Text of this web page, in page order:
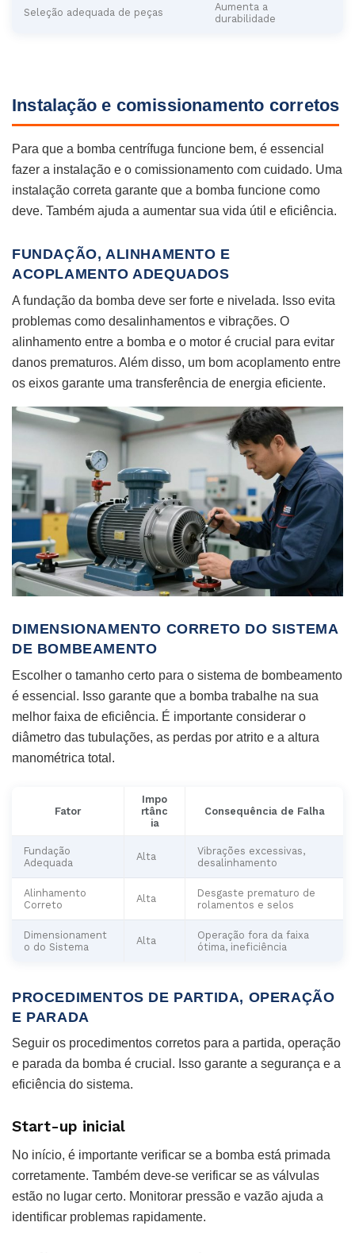
Seleção adequada de peças
Aumenta a
durabilidade
Instalação e comissionamento corretos
Para que a bomba centrífuga funcione bem, é essencial
fazer a instalação e o comissionamento com cuidado. Uma
instalação correta garante que a bomba funcione como
deve. Também ajuda a aumentar sua vida útil e eficiência.
FUNDAÇÃO, ALINHAMENTO E
ACOPLAMENTO ADEQUADOS
A fundação da bomba deve ser forte e nivelada. Isso evita
problemas como desalinhamentos e vibrações. O
alinhamento entre a bomba e o motor é crucial para evitar
danos prematuros. Além disso, um bom acoplamento entre
os eixos garante uma transferência de energia eficiente.
DIMENSIONAMENTO CORRETO DO SISTEMA
DE BOMBEAMENTO
Escolher o tamanho certo para o sistema de bombeamento
é essencial. Isso garante que a bomba trabalhe na sua
melhor faixa de eficiência. É importante considerar o
diâmetro das tubulações, as perdas por atrito e a altura
manométrica total.
Fator
Impo
rtânc
ia
Consequência de Falha
Fundação
Adequada
Alta
Vibrações excessivas,
desalinhamento
Alinhamento
Correto
Alta
Desgaste prematuro de
rolamentos e selos
Dimensionament
o do Sistema
Alta
Operação fora da faixa
ótima, ineficiência
PROCEDIMENTOS DE PARTIDA, OPERAÇÃO
E PARADA
Seguir os procedimentos corretos para a partida, operação
e parada da bomba é crucial. Isso garante a segurança e a
eficiência do sistema.
Start-up inicial
No início, é importante verificar se a bomba está primada
corretamente. Também deve-se verificar se as válvulas
estão no lugar certo. Monitorar pressão e vazão ajuda a
identificar problemas rapidamente.